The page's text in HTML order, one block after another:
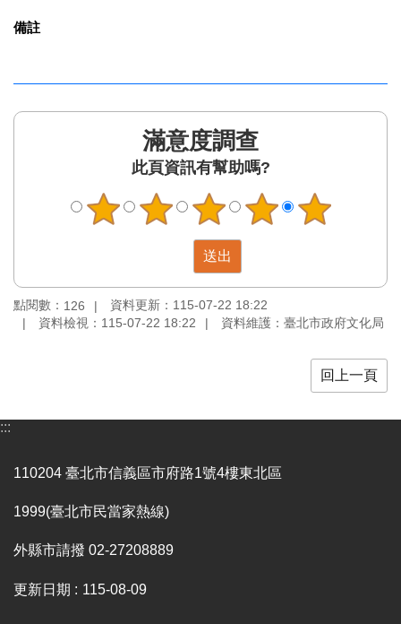
助/
案
絡
資
訊
區
回
頁
網
導
備註
滿意度調查
此頁資訊有幫助嗎?
點閱數： 126
資料更新：115-07-22 18:22
資料檢視：115-07-22 18:22
資料維護：臺北市政府文化局
回上一頁
:::
110204 臺北市信義區市府路1號4樓東北區
1999(臺北市民當家熱線)
外縣市請撥 02-27208889
更新日期 115-08-09